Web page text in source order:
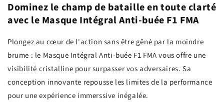
Dominez le champ de bataille en toute clarté
avec le Masque Intégral Anti-buée F1 FMA
Plongez au cœur de l'action sans être gêné par la moindre
brume : le Masque Intégral Anti-buée F1 FMA vous offre une
visibilité cristalline pour surpasser vos adversaires. Sa
conception innovante repousse les limites de la performance
pour une expérience immerssive inégalée.